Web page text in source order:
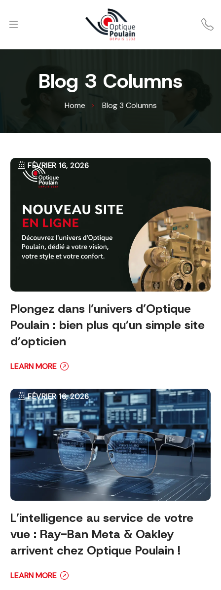
Blog 3 Columns
Home Blog 3 Columns
FÉVRIER 16, 2026
Plongez dans l’univers d’Optique
Poulain : bien plus qu’un simple site
d’opticien
LEARN MORE
FÉVRIER 16, 2026
L’intelligence au service de votre
vue : Ray-Ban Meta & Oakley
arrivent chez Optique Poulain !
LEARN MORE